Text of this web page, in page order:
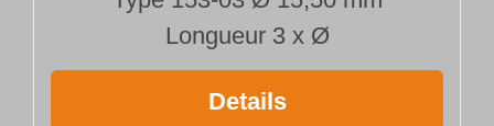
Longueur 3 x Ø
Details